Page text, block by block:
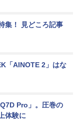
集！ 見どころ記事
「AINOTE 2」はな
Pro」。圧巻の
体験に